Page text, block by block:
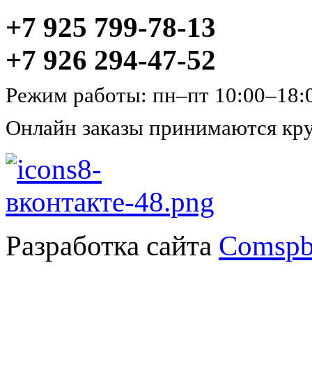
+7 925 799-78-13
+7 926 294-47-52
Режим работы: пн–пт
Онлайн заказы принимаются
Разработка сайта